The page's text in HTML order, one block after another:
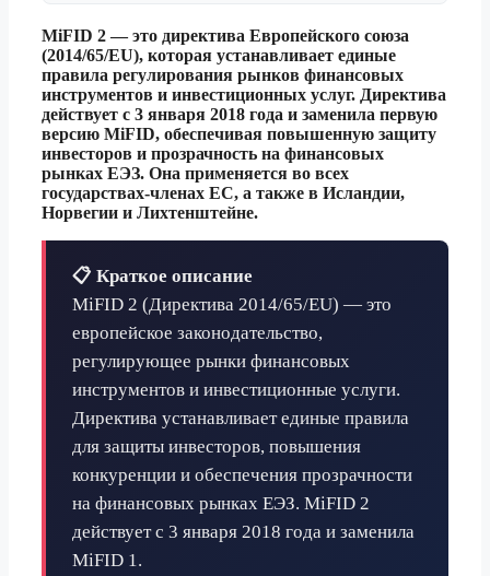
MiFID 2 — это директива Европейского союза
(2014/65/EU), которая устанавливает единые
правила регулирования рынков финансовых
инструментов и инвестиционных услуг. Директива
действует с 3 января 2018 года и заменила первую
версию MiFID, обеспечивая повышенную защиту
инвесторов и прозрачность на финансовых
рынках ЕЭЗ. Она применяется во всех
государствах-членах ЕС, а также в Исландии,
Норвегии и Лихтенштейне.
📋 Краткое описание
MiFID 2 (Директива 2014/65/EU) — это
европейское законодательство,
регулирующее рынки финансовых
инструментов и инвестиционные услуги.
Директива устанавливает единые правила
для защиты инвесторов, повышения
конкуренции и обеспечения прозрачности
на финансовых рынках ЕЭЗ. MiFID 2
действует с 3 января 2018 года и заменила
MiFID 1.